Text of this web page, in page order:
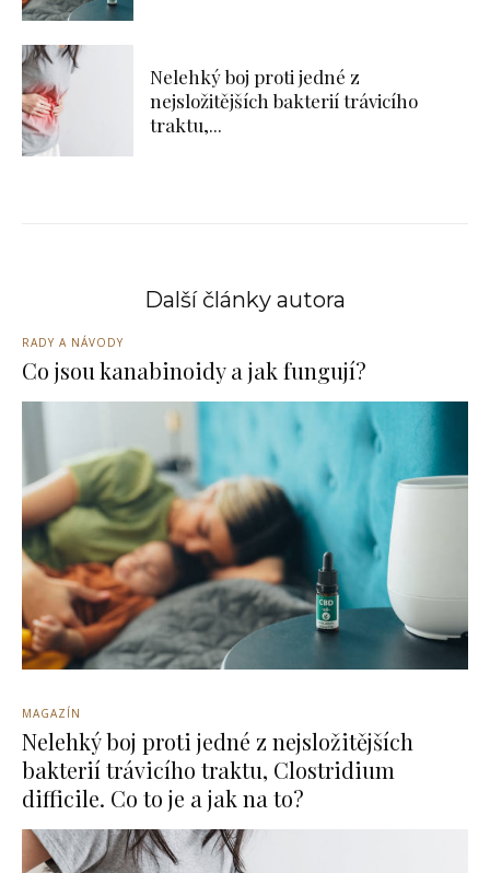
Nelehký boj proti jedné z
nejsložitějších bakterií trávicího
traktu,...
Další články autora
RADY A NÁVODY
Co jsou kanabinoidy a jak fungují?
MAGAZÍN
Nelehký boj proti jedné z nejsložitějších
bakterií trávicího traktu, Clostridium
difficile. Co to je a jak na to?